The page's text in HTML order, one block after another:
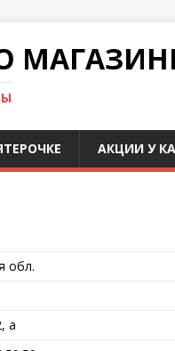
АКЦИИ У
обл.
а